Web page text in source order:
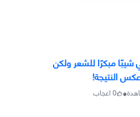
مبكرًا للشعر ولكن
النتيجة!
•
0اعجاب